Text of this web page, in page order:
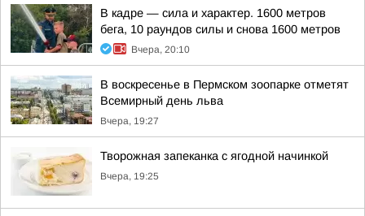
В кадре — сила и характер. 1600 метров
бега, 10 раундов силы и снова 1600 метров
Вчера, 20:10
В воскресенье в Пермском зоопарке отметят
Всемирный день льва
Вчера, 19:27
Творожная запеканка с ягодной начинкой
Вчера, 19:25